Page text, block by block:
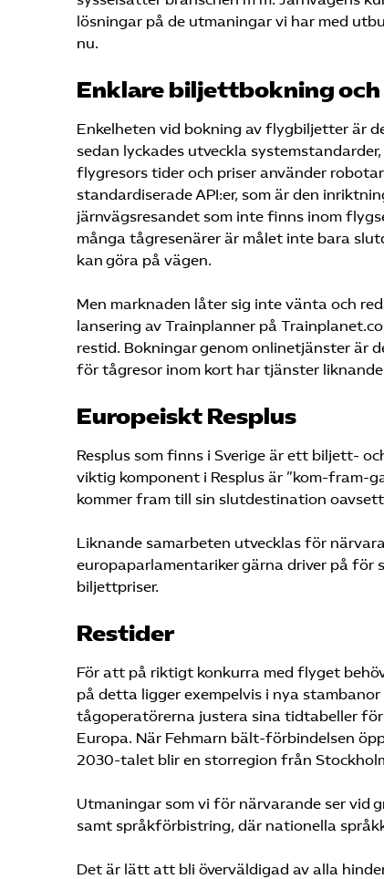
lösningar på de utmaningar vi har med
nu.
Enklare biljettbokning
Enkelheten vid bokning av flygbiljetter är
sedan lyckades utveckla
flygresors tider och priser använder
standardiserade API:er, som är den
järnvägsresandet som inte finns inom
många tågresenärer är målet inte bara
kan göra på vägen.
Men marknaden låter sig inte vänta och
lansering av Trainplanner på
restid. Bokningar genom onlinetjänster är
för tågresor inom kort har tjänster
Europeiskt Resplus
Resplus som finns i Sverige är ett biljett-
viktig komponent i Resplus är ”kom-fram-
kommer fram till sin slutdestination
Liknande samarbeten utvecklas för
europaparlamentariker gärna driver på för
biljettpriser.
Restider
För att på riktigt konkurra med flyget
på detta ligger exempelvis i nya
tågoperatörerna justera sina tidtabeller
Europa. När Fehmarn bält-förbindelsen
2030-talet blir en storregion från
Utmaningar som vi för närvarande ser vid
samt språkförbistring, där nationella
Det är lätt att bli överväldigad av alla